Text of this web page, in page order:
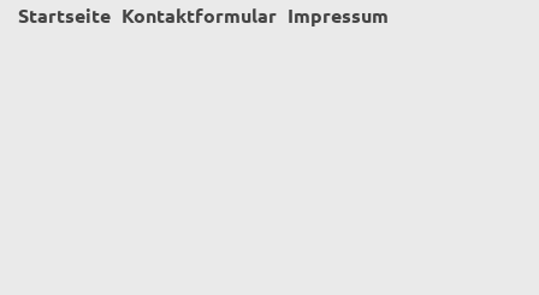
Startseite Kontaktformular Impressum